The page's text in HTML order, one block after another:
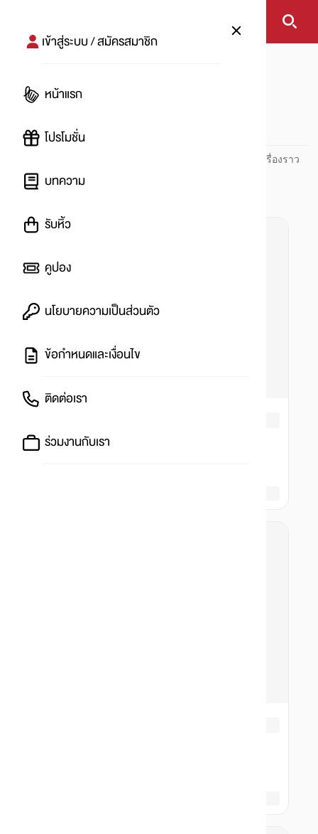
เข้าสู่ระบบ / สมัครสมาชิก
หน้าแรก
โปรโมชั่น
บทความ
รับหิ้ว
คูปอง
นโยบายความเป็นส่วนตัว
ข้อกำหนดและเงื่อนไข
ติดต่อเรา
ร่วมงานกับเรา
#
ปันโปร PUNPRO ที่ 1 ด้านโปรโมชัน อัปเดตและติดตามทุกเรื่องราว
โปรโมชัน